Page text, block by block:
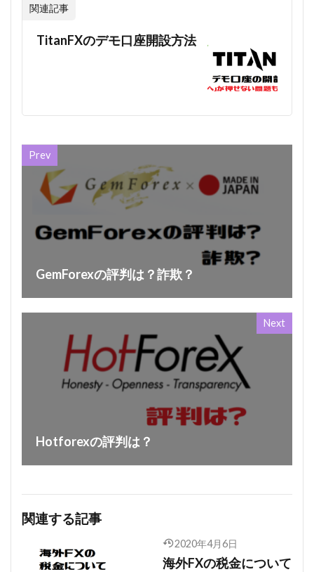
関連記事
TitanFXのデモ口座開設方法
Prev
GemForexの評判は？詐欺？
Next
Hotforexの評判は？
関連する記事
2020年4月6日
海外FXの税金について